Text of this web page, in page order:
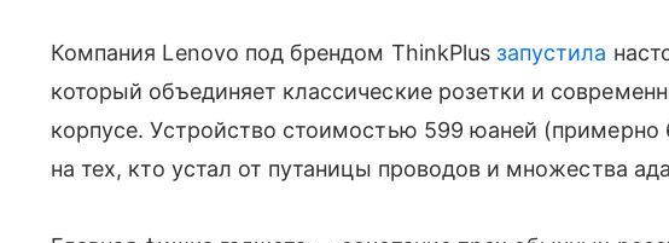
Компания Lenovo под брендом ThinkPlus запустила
который объединяет классические розетки и
корпусе. Устройство стоимостью 599 юаней (примерно
на тех, кто устал от путаницы проводов и множества